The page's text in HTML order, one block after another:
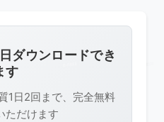
像
は
R-
FREE
ダウンロードでき
す
1日2回まで、完全無料
ただけます